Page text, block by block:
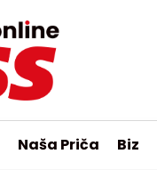
Naša Priča Biz